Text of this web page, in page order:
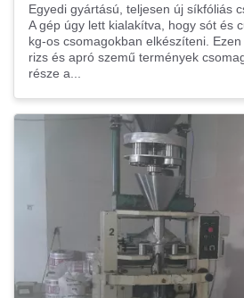
Egyedi gyártású, teljesen új síkfóliás
A gép úgy lett kialakítva, hogy sót és
kg-os csomagokban elkészíteni. Ezen
rizs és apró szemű termények
része a...